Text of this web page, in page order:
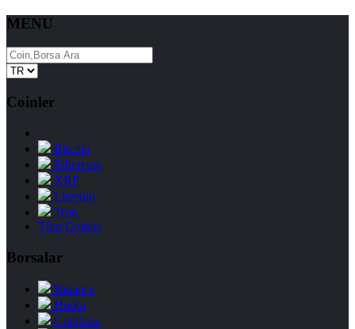
MENU
Coinler
Bitcoin
Ethereum
XRP
Litecoin
Tron
Tüm Coinler
Borsalar
Binance
Huobi
Coinbase